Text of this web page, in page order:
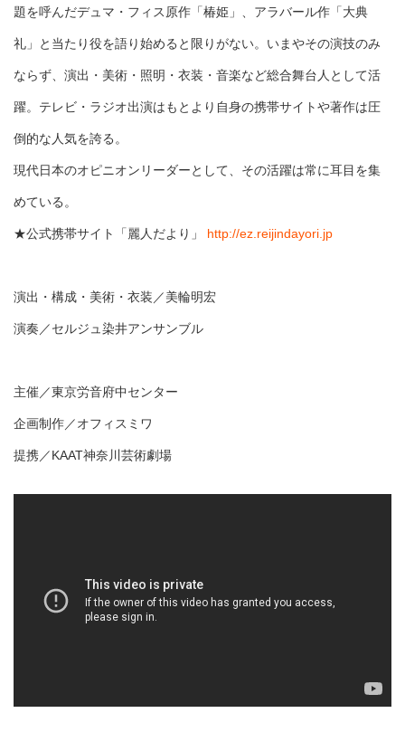
題を呼んだデュマ・フィス原作「椿姫」、アラバール作「大典
礼」と当たり役を語り始めると限りがない。いまやその演技のみ
ならず、演出・美術・照明・衣装・音楽など総合舞台人として活
躍。テレビ・ラジオ出演はもとより自身の携帯サイトや著作は圧
倒的な人気を誇る。
現代日本のオピニオンリーダーとして、その活躍は常に耳目を集
めている。
★公式携帯サイト「麗人だより」 http://ez.reijindayori.jp
演出・構成・美術・衣装／美輪明宏
演奏／セルジュ染井アンサンブル
主催／東京労音府中センター
企画制作／オフィスミワ
提携／KAAT神奈川芸術劇場